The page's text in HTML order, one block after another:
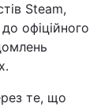
Steam,
офіційного
те, що